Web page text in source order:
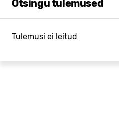
kuvatakse igast
Otsingu tulemused
Tulemusi ei leitud